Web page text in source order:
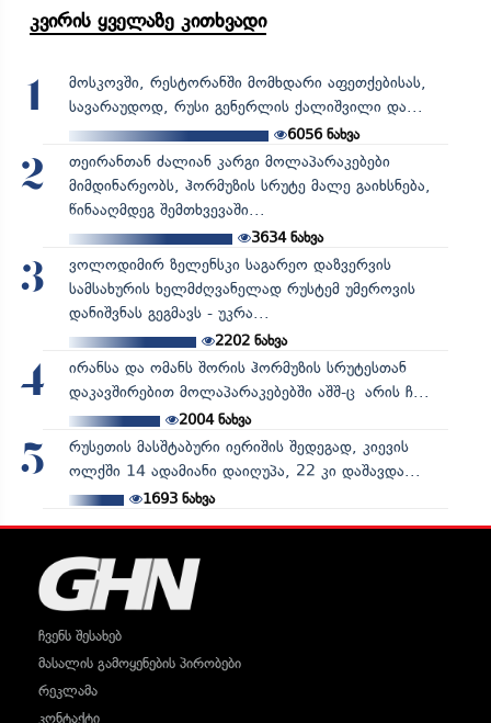
კვირის ყველაზე კითხვადი
1
მოსკოვში, რესტორანში მომხდარი აფეთქებისას,
სავარაუდოდ, რუსი გენერლის ქალიშვილი და...
6056ნახვა
2
თეირანთან ძალიან კარგი მოლაპარაკებები
მიმდინარეობს, ჰორმუზის სრუტე მალე გაიხსნება,
წინააღმდეგ შემთხვევაში...
3634ნახვა
3
ვოლოდიმირ ზელენსკი საგარეო დაზვერვის
სამსახურის ხელმძღვანელად რუსტემ უმეროვის
დანიშვნას გეგმავს - უკრა...
2202ნახვა
4
ირანსა და ომანს შორის ჰორმუზის სრუტესთან
დაკავშირებით მოლაპარაკებებში აშშ-ც არის ჩ...
2004ნახვა
5
რუსეთის მასშტაბური იერიშის შედეგად, კიევის
ოლქში 14 ადამიანი დაიღუპა, 22 კი დაშავდა...
1693ნახვა
ჩვენს შესახებ
მასალის გამოყენების პირობები
რეკლამა
კონტაქტი